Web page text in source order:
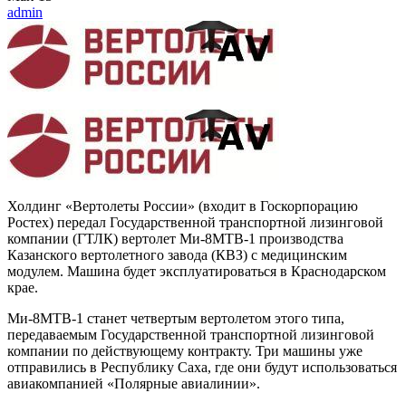
admin
Холдинг «Вертолеты России» (входит в Госкорпорацию
Ростех) передал Государственной транспортной лизинговой
компании (ГТЛК) вертолет Ми-8МТВ-1 производства
Казанского вертолетного завода (КВЗ) с медицинским
модулем. Машина будет эксплуатироваться в Краснодарском
крае.
Ми-8МТВ-1 станет четвертым вертолетом этого типа,
передаваемым Государственной транспортной лизинговой
компании по действующему контракту. Три машины уже
отправились в Республику Саха, где они будут использоваться
авиакомпанией «Полярные авиалинии».